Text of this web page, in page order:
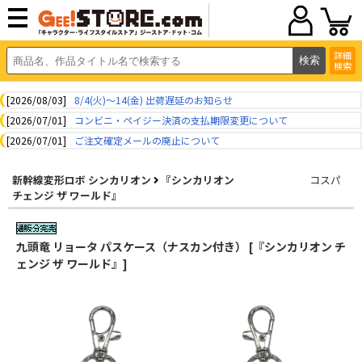
詳細
検索
[2026/08/03]
8/4(火)～14(金) 出荷遅延のお知らせ
[2026/07/01]
コンビニ・ペイジー決済の支払期限変更について
[2026/07/01]
ご注文確定メールの廃止について
新幹線変形ロボ シンカリオン
『シンカリオン
チェンジ ザ ワールド』
コスパ
九頭竜 リョータ パスケース（ナスカン付き） [『シンカリオン チ
ェンジ ザ ワールド』]